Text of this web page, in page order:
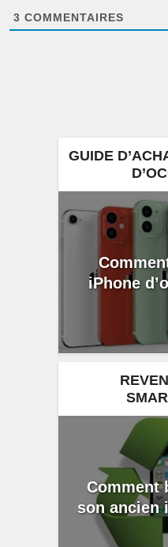
3 COMMENTAIRES
GUIDE
iPhone
Comment
son ancien